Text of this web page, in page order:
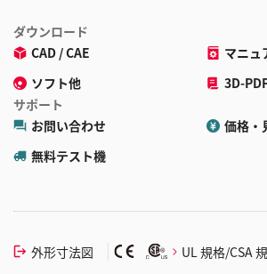
ダウンロード
CAD / CAE
マニュ
ソフト他
3D-
サポート
お問い合わせ
価格・
無料テスト機
外形寸法図 UL 規格/CSA